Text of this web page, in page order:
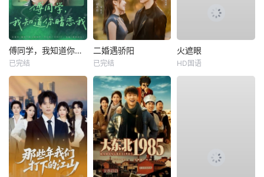
傅同学，我知道你暗恋我
已完结
二婚遇骄阳
已完结
火遮眼
HD国语